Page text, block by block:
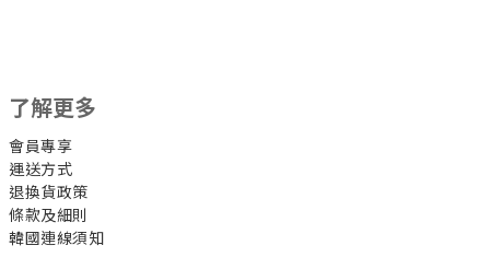
了解更多
會員專享
運送方式
退換貨政策
條款及細則
韓國連線須知